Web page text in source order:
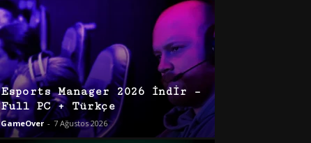
Esports Manager 2026 İndir –
Full PC + Türkçe
GameOver - 7 Ağustos 2026